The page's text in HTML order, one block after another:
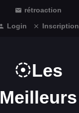
rétroaction
Login
Inscription
Les
Meilleurs